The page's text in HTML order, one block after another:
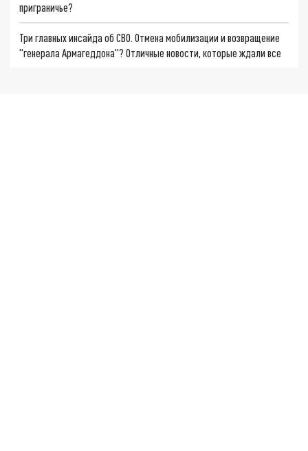
приграничье?
Три главных инсайда об СВО. Отмена мобилизации и возвращение
"генерала Армагеддона"? Отличные новости, которые ждали все